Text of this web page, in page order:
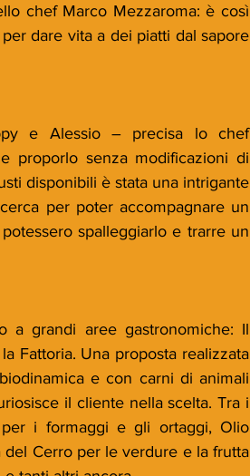
chef Marco Mezzaroma: è così
dare vita a dei piatti dal sapore
e Alessio – precisa lo chef
proporlo senza modificazioni di
disponibili è stata una intrigante
per poter accompagnare un
spalleggiarlo e trarre un
a grandi aree gastronomiche: Il
Fattoria. Una proposta realizzata
e con carni di animali
il cliente nella scelta. Tra i
i formaggi e gli ortaggi, Olio
del Cerro per le verdure e la frutta